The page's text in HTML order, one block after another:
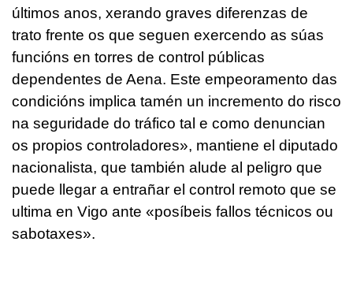
últimos anos, xerando graves diferenzas de
trato frente os que seguen exercendo as súas
funcións en torres de control públicas
dependentes de Aena. Este empeoramento das
condicións implica tamén un incremento do risco
na seguridade do tráfico tal e como denuncian
os propios controladores», mantiene el diputado
nacionalista, que también alude al peligro que
puede llegar a entrañar el control remoto que se
ultima en Vigo ante «posíbeis fallos técnicos ou
sabotaxes».